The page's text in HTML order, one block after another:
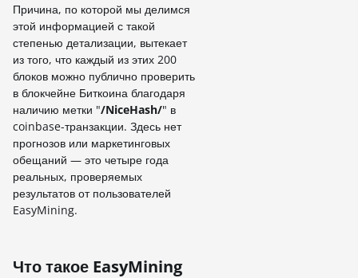
Причина, по которой мы делимся
этой информацией с такой
степенью детализации, вытекает
из того, что каждый из этих 200
блоков можно публично проверить
в блокчейне Биткоина благодаря
наличию метки "/NiceHash/" в
coinbase-транзакции. Здесь нет
прогнозов или маркетинговых
обещаний — это четыре года
реальных, проверяемых
результатов от пользователей
EasyMining.
Что такое EasyMining